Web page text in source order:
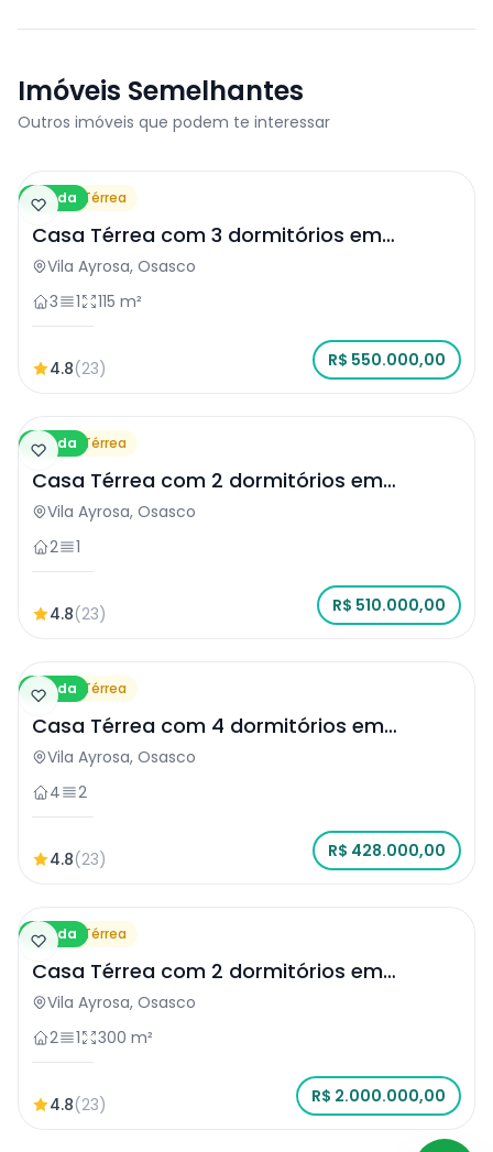
Imóveis Semelhantes
Outros imóveis que podem te interessar
Venda
Casa Térrea
Casa Térrea com 3 dormitórios em
Osasco
Vila Ayrosa, Osasco
3
1 115 m²
4.8(23) R$ 550.000,00
Venda
Casa Térrea
Casa Térrea com 2 dormitórios em
Osasco
Vila Ayrosa, Osasco
2
1
4.8(23) R$ 510.000,00
Venda
Casa Térrea
Casa Térrea com 4 dormitórios em
Osasco
Vila Ayrosa, Osasco
4
2
4.8(23) R$ 428.000,00
Venda
Casa Térrea
Casa Térrea com 2 dormitórios em
Osasco
Vila Ayrosa, Osasco
2
1 300 m²
4.8(23) R$ 2.000.000,00